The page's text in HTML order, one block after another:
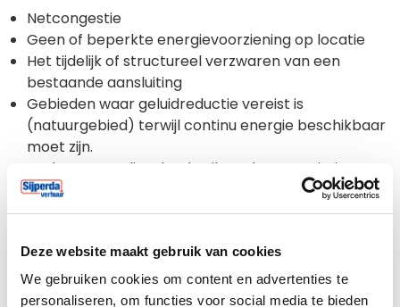
Deze website maakt gebruik van cookies
We gebruiken cookies om content en advertenties te
personaliseren, om functies voor social media te bieden
Netcongestie
Geen of beperkte energievoorziening op locatie
Het tijdelijk of structureel verzwaren van een
bestaande aansluiting
Gebieden waar geluidreductie vereist is
(natuurgebied) terwijl continu energie beschikbaar
moet zijn.
Verlagen van dieselverbruik, verlagen emissie
Met een kleine netaansluiting (bijv. 230V) een
zwaardere aansluiting realiseren (400V, 3-fase)
voor bijvoorbeeld een lichte bouwlocatie met